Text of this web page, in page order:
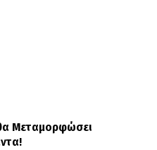
Μεταμορφώσει